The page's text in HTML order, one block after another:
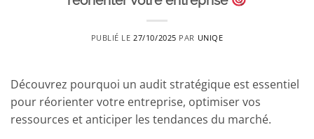
PUBLIÉ LE27/10/2025 PAR UNIQE
Découvrez pourquoi un audit stratégique est essentiel
pour réorienter votre entreprise, optimiser vos
ressources et anticiper les tendances du marché.